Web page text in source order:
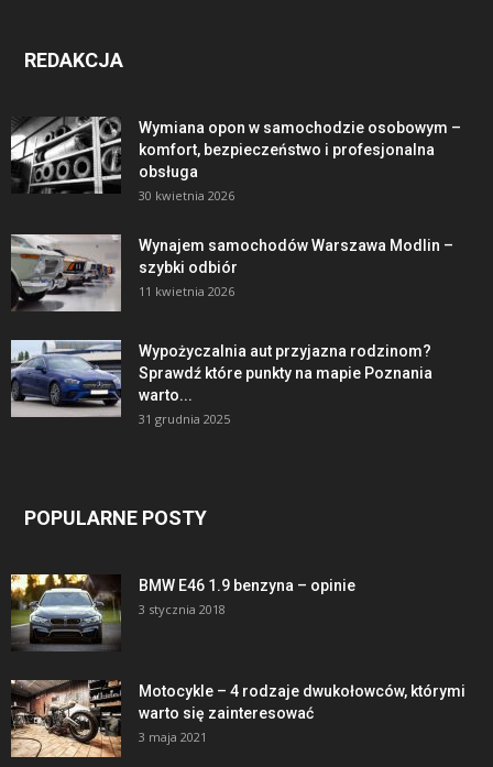
REDAKCJA
Wymiana opon w samochodzie osobowym –
komfort, bezpieczeństwo i profesjonalna
obsługa
30 kwietnia 2026
Wynajem samochodów Warszawa Modlin –
szybki odbiór
11 kwietnia 2026
Wypożyczalnia aut przyjazna rodzinom?
Sprawdź które punkty na mapie Poznania
warto...
31 grudnia 2025
POPULARNE POSTY
BMW E46 1.9 benzyna – opinie
3 stycznia 2018
Motocykle – 4 rodzaje dwukołowców, którymi
warto się zainteresować
3 maja 2021